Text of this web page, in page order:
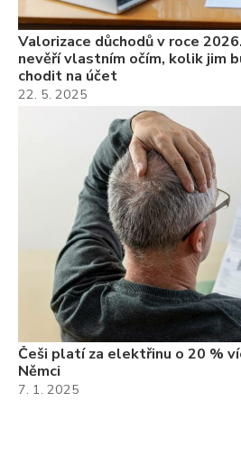
Valorizace důchodů v roce
nevěří vlastním očím, kolik jim
chodit na účet
22. 5. 2025
Češi platí za elektřinu o 20 %
Němci
7. 1. 2025